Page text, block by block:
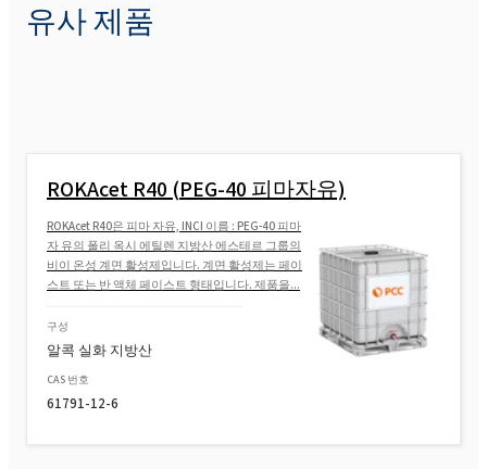
로폭실화)
ROKAnol®LP3841 (C8-18 알코올, 에톡실화
프로폭실화)
ROKAnol(폴리옥시알킬렌글리콜에테르)
유사 제품
ROKAcet R40 (PEG-40 피마자유)
ROKAcet R40은 피마 자유, INCI 이름 : PEG-40 피마
자 유의 폴리 옥시 에틸렌 지방산 에스테르 그룹의
비이 온성 계면 활성제입니다. 계면 활성제는 페이
스트 또는 반 액체 페이스트 형태입니다. 제품을...
구성
알콕 실화 지방산
CAS 번호
61791-12-6